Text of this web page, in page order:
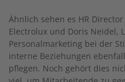
Ähnlich sehen es HR
Electrolux und Doris Neidel,
Personalmarketing bei der
interne Beziehungen
pflegen. Noch gehört dies